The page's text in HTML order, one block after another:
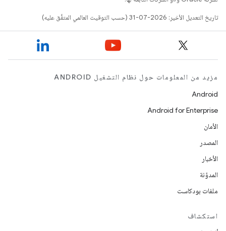
تاريخ التعديل الأخير: 2026-07-31 (حسب التوقيت العالمي المتفَّق عليه)
مزيد من المعلومات حول نظام التشغيل ANDROID
Android
Android for Enterprise
الأمان
المصدر
الأخبار
المدوّنة
ملفات بودكاست
استكشاف